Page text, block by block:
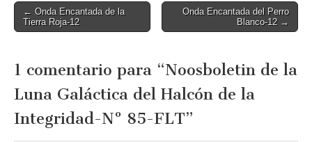
Post
navigation
← Onda Encantada de la
Tierra Roja-12
Onda Encantada del Perro
Blanco-12 →
1 comentario para “Noosboletin de la
Luna Galáctica del Halcón de la
Integridad-Nº 85-FLT”